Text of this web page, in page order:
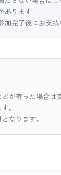
あります
加完了後にお支払
が有った場合は
。
なります。